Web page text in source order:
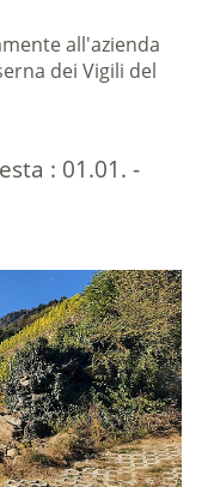
all'azienda
dei Vigili del
: 01.01. -